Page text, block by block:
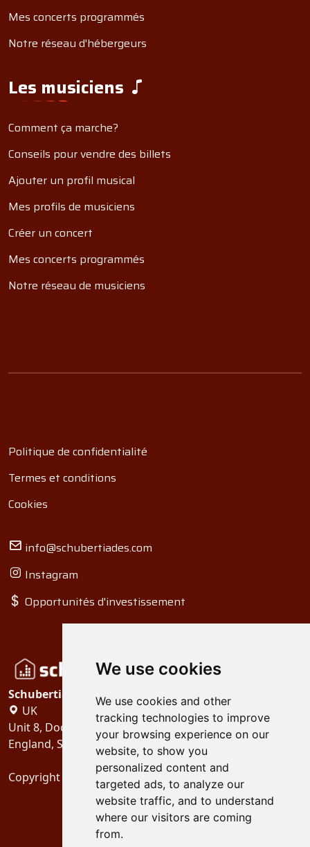
We use cookies
We use cookies and other
tracking technologies to improve
your browsing experience on our
website, to show you
personalized content and
targeted ads, to analyze our
website traffic, and to understand
where our visitors are coming
from.
Mes concerts programmés
Notre réseau d'hébergeurs
Les musiciens
Comment ça marche?
Conseils pour vendre des billets
Ajouter un profil musical
Mes profils de musiciens
Créer un concert
Mes concerts programmés
Notre réseau de musiciens
Politique de confidentialité
Termes et conditions
Cookies
info@schubertiades.com
Instagram
Opportunités d'investissement
Schubertiades, Ltd.
UK
Unit 8, Dock Offices, Surrey Quays Road, London
England, SE16 2XU
Copyright 2024 Schubertiades, Ltd.